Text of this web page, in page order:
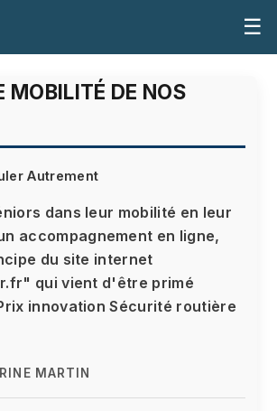
☰
MOBILITÉ DE NOS
Autrement
dans leur mobilité en leur
accompagnement en ligne,
du site internet
qui vient d'être primé
innovation Sécurité routière
MARTIN